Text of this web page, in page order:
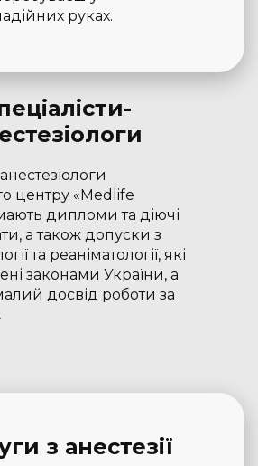
руках.
центру «Medlife
дипломи та діючі
а також допуски з
та реаніматології, які
законами України, а
досвід роботи за
з анестезії